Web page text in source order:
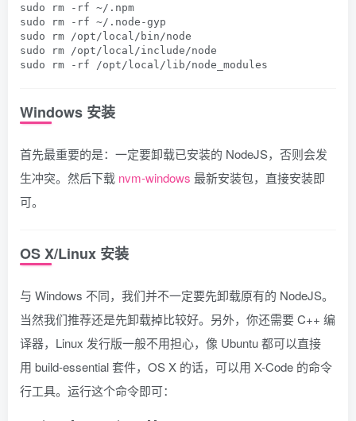
sudo rm
- rf ~/. npm
sudo rm
- rf ~/. node -gyp
sudo rm /opt/ local/ bin/node
sudo rm /opt/ local/include/node
sudo rm
- rf /opt/ local/ lib/node_modules
Windows 安装
首先最重要的是：一定要卸载已安装的 NodeJS，否则会发
生冲突。然后下载 nvm-windows 最新安装包，直接安装即
可。
OS X/Linux 安装
与 Windows 不同，我们并不一定要先卸载原有的 NodeJS。
当然我们推荐还是先卸载掉比较好。另外，你还需要 C++ 编
译器，Linux 发行版一般不用担心，像 Ubuntu 都可以直接
用 build-essential 套件，OS X 的话，可以用 X-Code 的命令
行工具。运行这个命令即可：